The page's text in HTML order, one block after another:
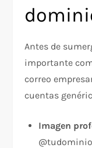
Antes de
importante
correo
cuentas
Imagen